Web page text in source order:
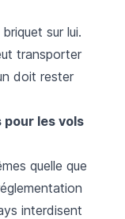
sur lui.
transporter
doit rester
les vols
quelle que
interdisent